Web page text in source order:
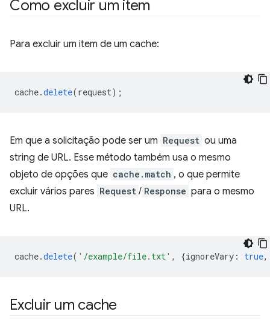
Como excluir um item
Para excluir um item de um cache:
cache.delete(request);
Em que a solicitação pode ser um Request ou uma
string de URL. Esse método também usa o mesmo
objeto de opções que cache.match , o que permite
excluir vários pares Request / Response para o mesmo
URL.
cache.delete( '/example/file.txt' , {ignoreVary : true,
Excluir um cache